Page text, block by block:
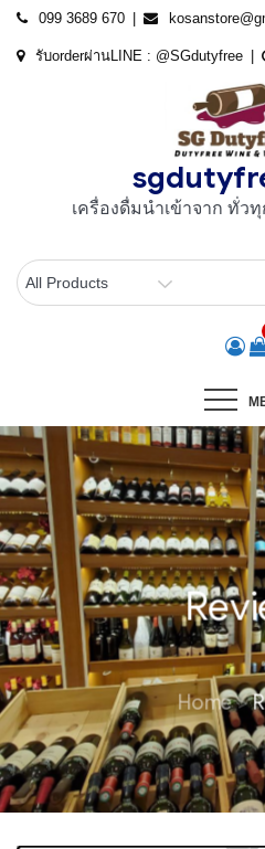
Skip
099 3689 670
รับorderผ่านLINE : @SGdutyfree
เครื่องดื่มนําเข้าจาก ทั่ว
Home